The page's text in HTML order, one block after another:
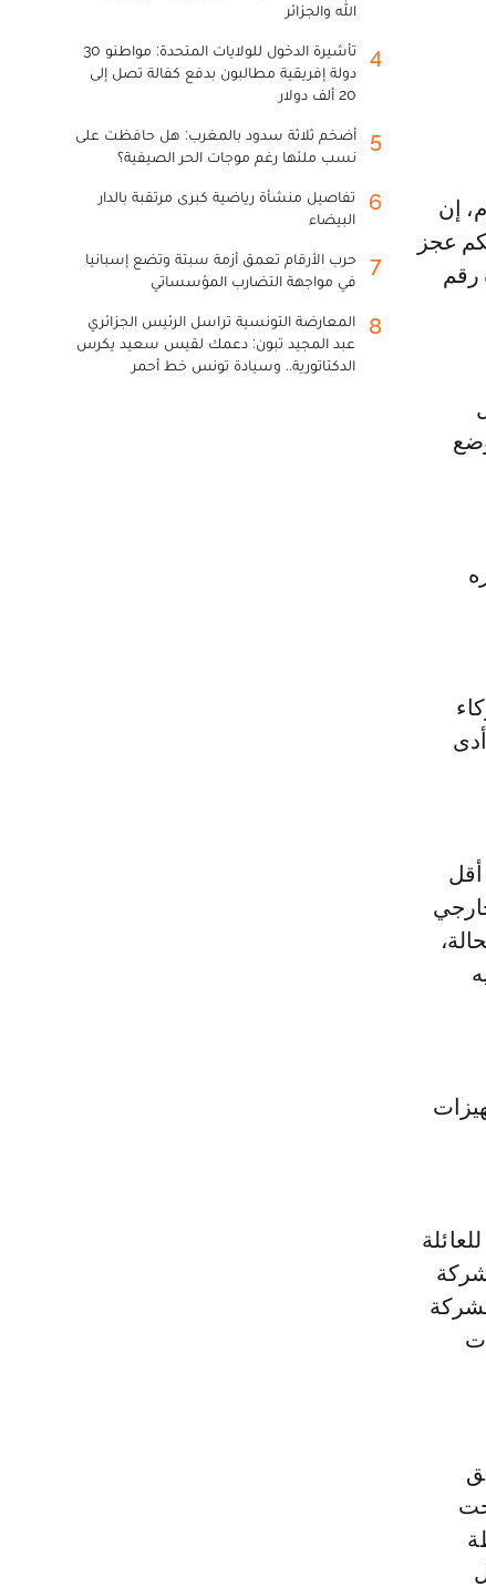
عجز
عدم قدرة رقم
أن الوضع
قدره
مما أدى
أقل
بأن الشركة
الله والجزائر
4
تأشيرة الدخول للولايات المتحدة: مواطنو 30
دولة إفريقية مطالبون بدفع كفالة تصل إلى
20 ألف دولار
5
أضخم ثلاثة سدود بالمغرب: هل حافظت على
نسب ملئها رغم موجات الحر الصيفية؟
6
تفاصيل منشأة رياضية كبرى مرتقبة بالدار
البيضاء
7
حرب الأرقام تعمق أزمة سبتة وتضع إسبانيا
في مواجهة التضارب المؤسساتي
8
المعارضة التونسية تراسل الرئيس الجزائري
عبد المجيد تبون: دعمك لقيس سعيد يكرس
الدكتاتورية.. وسيادة تونس خط أحمر